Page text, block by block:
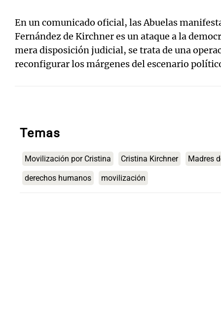
En un comunicado oficial, las Abuelas
Fernández de Kirchner es un ataque a la
mera disposición judicial, se trata de una
reconfigurar los márgenes del escenario
Temas
Movilización por Cristina Cristina Kirchner Madres
derechos humanos movilización